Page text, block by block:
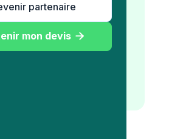
partenaire
mon devis 